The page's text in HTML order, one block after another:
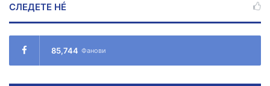
СЛЕДЕТЕ НÉ
85,744 Фанови